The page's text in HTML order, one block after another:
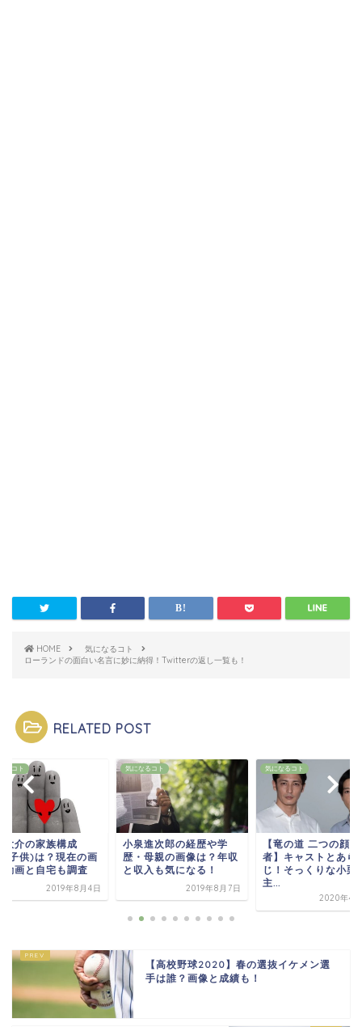
HOME
気になるコト
ローランドの面白い名言に妙に納得！Twitterの返し一覧も！
RELATED POST
るコト
大介の家族構成
子供)は？現在の画
動画と自宅も調査
2019年8月4日
気になるコト
小泉進次郎の経歴や学
歴・母親の画像は？年収
と収入も気になる！
2019年8月7日
気になるコト
【竜の道 二つの顔
者】キャストとあら
じ！そっくりな小栗
主...
2020年4
【高校野球2020】春の選抜イケメン選
手は誰？画像と成績も！